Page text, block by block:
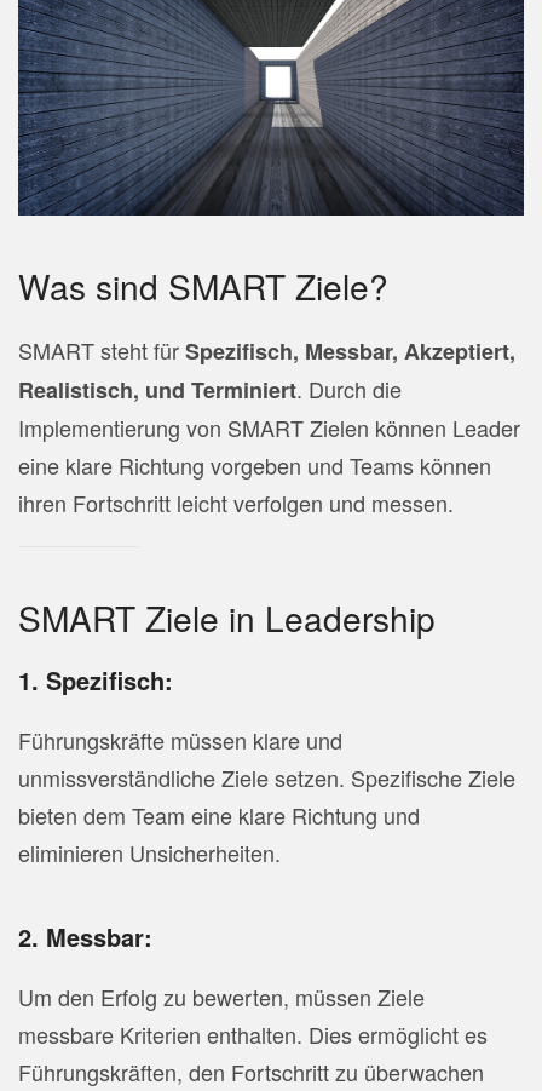
Was sind SMART Ziele?
SMART steht fürSpezifisch, Messbar, Akzeptiert,
Realistisch, und Terminiert. Durch die
Implementierung von SMART Zielen können Leader
eine klare Richtung vorgeben und Teams können
ihren Fortschritt leicht verfolgen und messen.
SMART Ziele in Leadership
1. Spezifisch:
Führungskräfte müssen klare und
unmissverständliche Ziele setzen. Spezifische Ziele
bieten dem Team eine klare Richtung und
eliminieren Unsicherheiten.
2. Messbar:
Um den Erfolg zu bewerten, müssen Ziele
messbare Kriterien enthalten. Dies ermöglicht es
Führungskräften, den Fortschritt zu überwachen